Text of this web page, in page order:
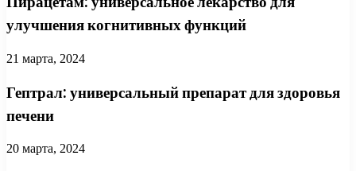
улучшения когнитивных функций
21 марта, 2024
Гептрал: универсальный препарат для здоровья
печени
20 марта, 2024